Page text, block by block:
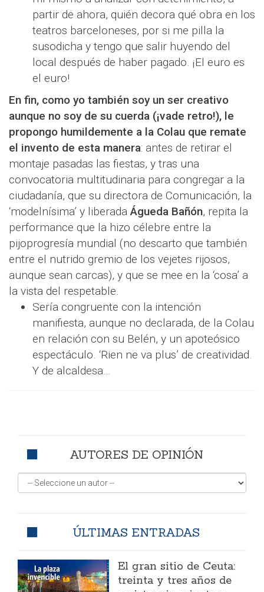
partir de ahora, quién decora qué obra en los
teatros barceloneses, por si me pilla la
susodicha y tengo que salir huyendo del
local después de haber pagado. ¡El euro es
el euro!
En fin, como yo también soy un ser creativo
aunque no soy de su cuerda (¡vade retro!), le
propongo humildemente a la Colau que remate
el invento de esta manera: antes de retirar el
montaje pasadas las fiestas, y tras una
convocatoria multitudinaria para congregar a la
ciudadanía, que su directora de Comunicación, la
‘modelnísima’ y liberadaÁgueda Bañón, repita la
performance que la hizo célebre entre la
pijoprogresía mundial (no descarto que también
entre el nutrido gremio de los vejetes rijosos,
aunque sean carcas), y que se mee en la ‘cosa’ a
la vista del respetable.
Sería congruente con la intención
manifiesta, aunque no declarada, de la Colau
en relación con su Belén, y un apoteósico
espectáculo. ‘Rien ne va plus’ de creatividad.
Y de alcaldesa…
AUTORES DE OPINIÓN
ÚLTIMAS ENTRADAS
El gran sitio de Ceuta:
treinta y tres años de